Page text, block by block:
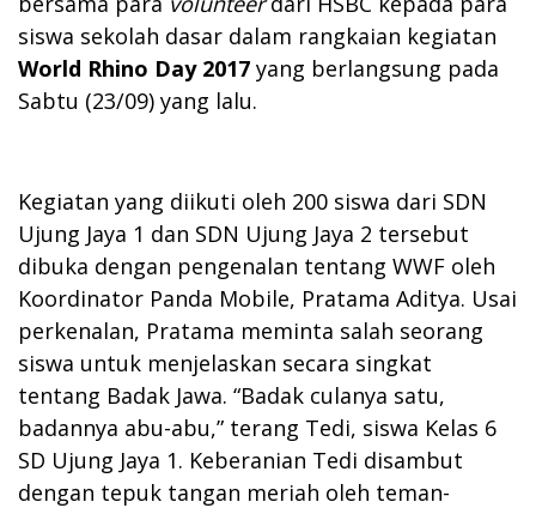
siswa sekolah dasar dalam rangkaian kegiatan
World Rhino Day 2017 yang berlangsung pada
Sabtu (23/09) yang lalu.
Kegiatan yang diikuti oleh 200 siswa dari SDN
Ujung Jaya 1 dan SDN Ujung Jaya 2 tersebut
dibuka dengan pengenalan tentang WWF oleh
Koordinator Panda Mobile, Pratama Aditya. Usai
perkenalan, Pratama meminta salah seorang
siswa untuk menjelaskan secara singkat
tentang Badak Jawa. “Badak culanya satu,
badannya abu-abu,” terang Tedi, siswa Kelas 6
SD Ujung Jaya 1. Keberanian Tedi disambut
dengan tepuk tangan meriah oleh teman-